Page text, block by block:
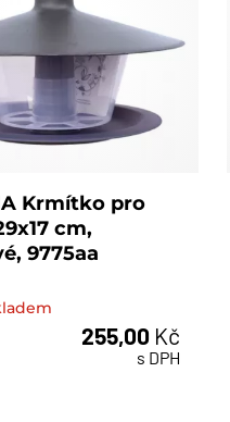
Krmítko pro
cm,
9775aa
255,00 Kč
s DPH